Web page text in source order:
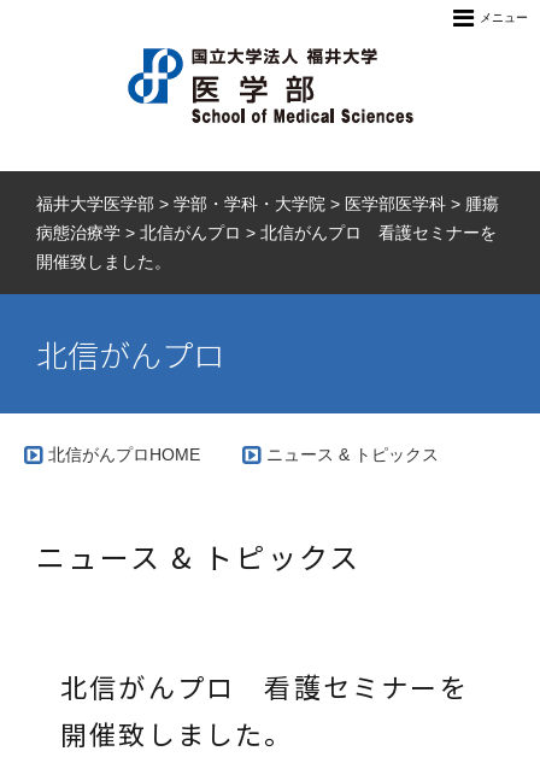
メニュー
福井大学医学部 > 学部・学科・大学院 > 医学部医学科 > 腫瘍
病態治療学 > 北信がんプロ > 北信がんプロ 看護セミナーを
開催致しました。
北信がんプロ
北信がんプロHOME ニュース & トピックス
ニュース & トピックス
北信がんプロ 看護セミナーを
開催致しました。